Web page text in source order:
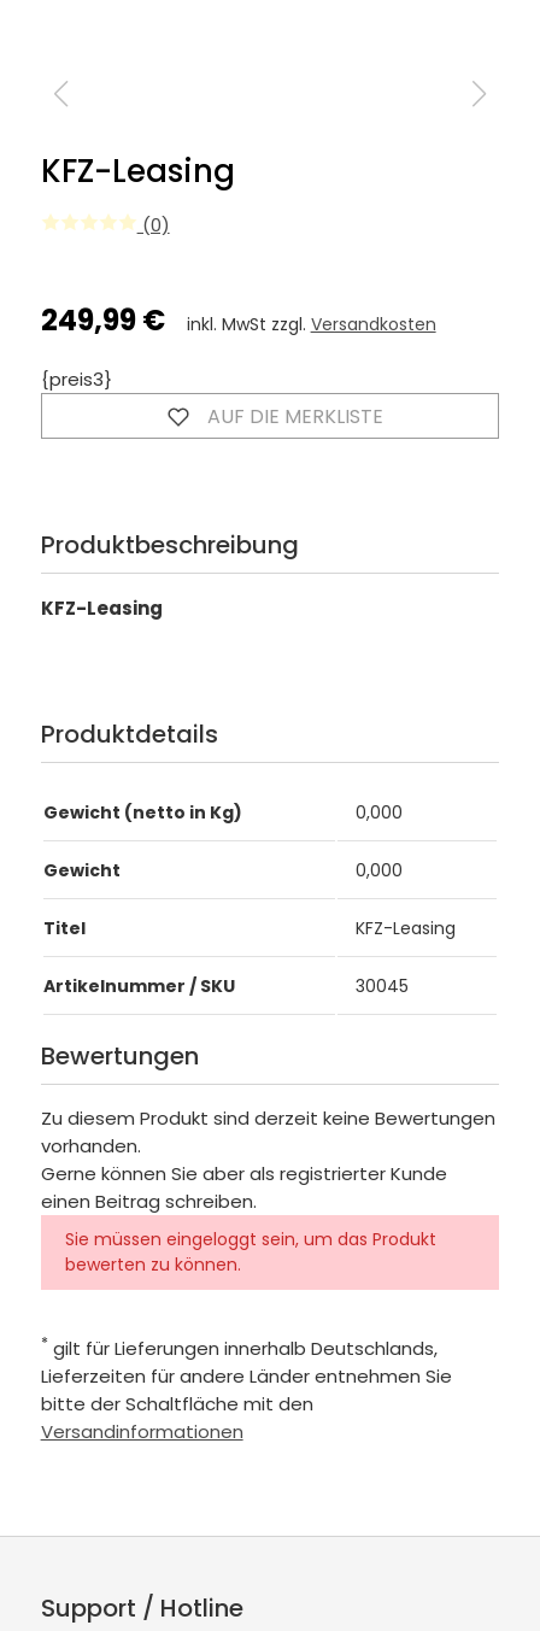
KFZ-Leasing
(0)
249,99 € inkl. MwSt zzgl. Versandkosten
{preis3}
AUF DIE MERKLISTE
Produktbeschreibung
KFZ-Leasing
Produktdetails
Gewicht (netto in Kg) 0,000
Gewicht 0,000
Titel KFZ-Leasing
Artikelnummer / SKU 30045
Bewertungen
Zu diesem Produkt sind derzeit keine Bewertungen
vorhanden.
Gerne können Sie aber als registrierter Kunde
einen Beitrag schreiben.
Sie müssen eingeloggt sein, um das Produkt
bewerten zu können.
* gilt für Lieferungen innerhalb Deutschlands,
Lieferzeiten für andere Länder entnehmen Sie
bitte der Schaltfläche mit den
Versandinformationen
Support / Hotline